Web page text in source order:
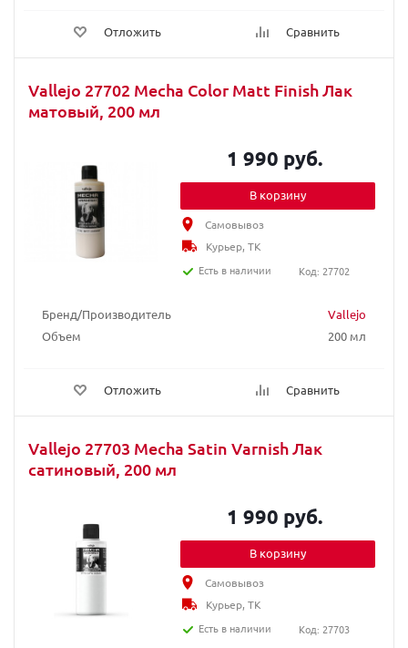
Отложить Сравнить
Vallejo 27702 Mecha Color Matt Finish Лак
матовый, 200 мл
Бренд/Производитель
Vallejo
Объем
200 мл
Отложить Сравнить
1 990 руб.
В корзину
Самовывоз
Курьер, ТК
Есть в наличии
Код: 27702
Vallejo 27703 Mecha Satin Varnish Лак
сатиновый, 200 мл
1 990 руб.
В корзину
Самовывоз
Курьер, ТК
Есть в наличии
Код: 27703